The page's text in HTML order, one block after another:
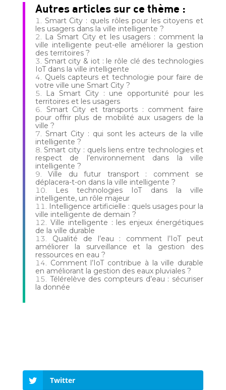
Autres articles sur ce thème :
Smart City : quels rôles pour les citoyens et
les usagers dans la ville intelligente ?
La Smart City et les usagers : comment la
ville intelligente peut-elle améliorer la gestion
des territoires ?
Smart city & iot : le rôle clé des technologies
IoT dans la ville intelligente
Quels capteurs et technologie pour faire de
votre ville une Smart City ?
La Smart City : une opportunité pour les
territoires et les usagers
Smart City et transports : comment faire
pour offrir plus de mobilité aux usagers de la
ville ?
Smart City : qui sont les acteurs de la ville
intelligente ?
Smart city : quels liens entre technologies et
respect de l’environnement dans la ville
intelligente ?
Ville du futur transport : comment se
déplacera-t-on dans la ville intelligente ?
Les technologies IoT dans la ville
intelligente, un rôle majeur
Intelligence artificielle : quels usages pour la
ville intelligente de demain ?
Ville intelligente : les enjeux énergétiques
de la ville durable
Qualité de l’eau : comment l’IoT peut
améliorer la surveillance et la gestion des
ressources en eau ?
Comment l’IoT contribue à la ville durable
en améliorant la gestion des eaux pluviales ?
Télérelève des compteurs d’eau : sécuriser
la donnée
Twitter